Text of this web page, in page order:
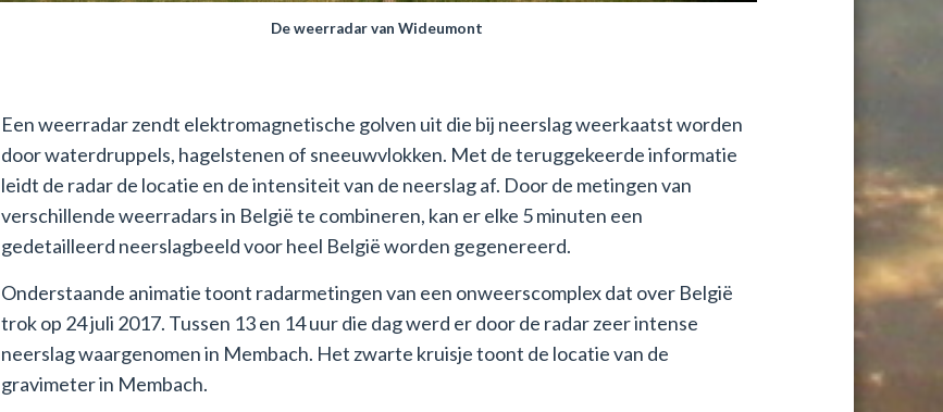
De weerradar van Wideumont
Een weerradar zendt elektromagnetische golven uit die bij neerslag weerkaatst worden
door waterdruppels, hagelstenen of sneeuwvlokken. Met de teruggekeerde informatie
leidt de radar de locatie en de intensiteit van de neerslag af. Door de metingen van
verschillende weerradars in België te combineren, kan er elke 5 minuten een
gedetailleerd neerslagbeeld voor heel België worden gegenereerd.
Onderstaande animatie toont radarmetingen van een onweerscomplex dat over België
trok op 24 juli 2017. Tussen 13 en 14 uur die dag werd er door de radar zeer intense
neerslag waargenomen in Membach. Het zwarte kruisje toont de locatie van de
gravimeter in Membach.